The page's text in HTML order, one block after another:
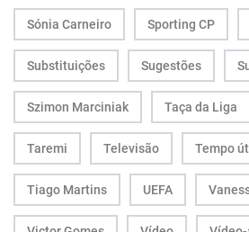
Sónia Carneiro Sporting CP
Substituições Sugestões
Szimon Marciniak Taça da Liga
Taremi Televisão Tempo
Tiago Martins UEFA